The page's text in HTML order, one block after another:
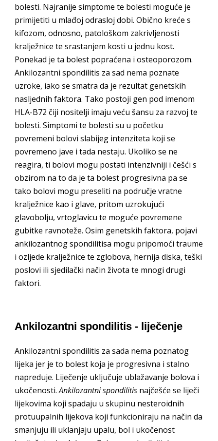
bolesti. Najranije simptome te bolesti moguće je
primijetiti u mlađoj odrasloj dobi. Obično kreće s
kifozom, odnosno, patološkom zakrivljenosti
kralježnice te srastanjem kosti u jednu kost.
Ponekad je ta bolest popraćena i osteoporozom.
Ankilozantni spondilitis za sad nema poznate
uzroke, iako se smatra da je rezultat genetskih
nasljednih faktora. Tako postoji gen pod imenom
HLA-B72 čiji nositelji imaju veću šansu za razvoj te
bolesti. Simptomi te bolesti su u početku
povremeni bolovi slabijeg intenziteta koji se
povremeno jave i tada nestaju. Ukoliko se ne
reagira, ti bolovi mogu postati intenzivniji i češći s
obzirom na to da je ta bolest progresivna pa se
tako bolovi mogu preseliti na područje vratne
kralježnice kao i glave, pritom uzrokujući
glavobolju, vrtoglavicu te moguće povremene
gubitke ravnoteže. Osim genetskih faktora, pojavi
ankilozantnog spondilitisa mogu pripomoći traume
i ozljede kralježnice te zglobova, hernija diska, teški
poslovi ili sjedilački način života te mnogi drugi
faktori.
Ankilozantni spondilitis - liječenje
Ankilozantni spondilitis za sada nema poznatog
lijeka jer je to bolest koja je progresivna i stalno
napreduje. Liječenje uključuje ublažavanje bolova i
ukočenosti.Ankilozantni spondilitis najčešće se liječi
lijekovima koji spadaju u skupinu nesteroidnih
protuupalnih lijekova koji funkcioniraju na način da
smanjuju ili uklanjaju upalu, bol i ukočenost